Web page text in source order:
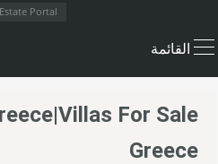
Portal
القائمة
For Sale
Greece